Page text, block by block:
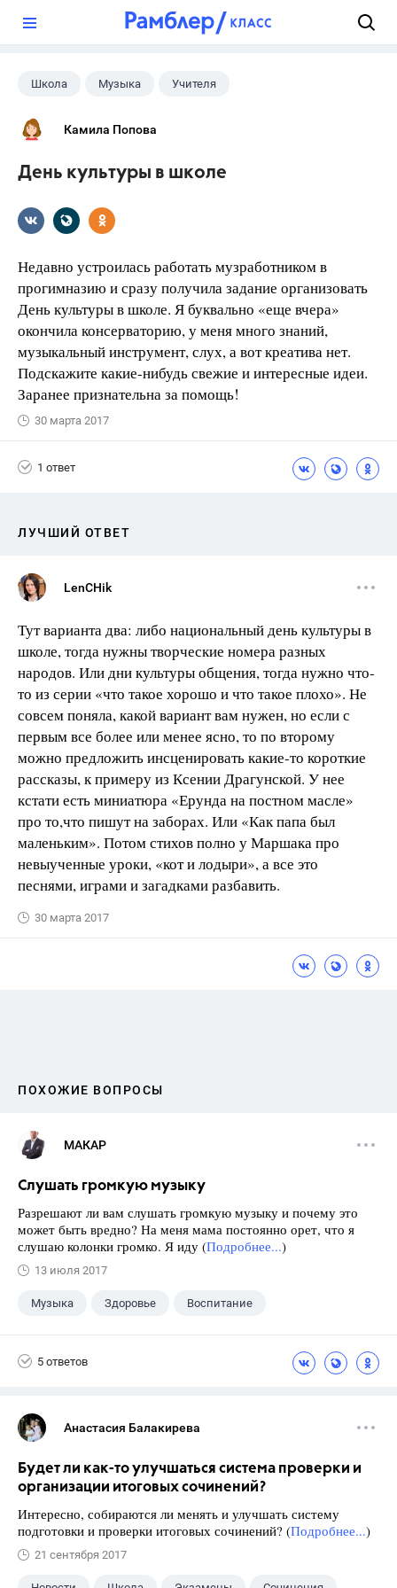
Школа Музыка Учителя
Камила Попова
День культуры в школе
Недавно устроилась работать музработником в
прогимназию и сразу получила задание организовать
День культуры в школе. Я буквально «еще вчера»
окончила консерваторию, у меня много знаний,
музыкальный инструмент, слух, а вот креатива нет.
Подскажите какие-нибудь свежие и интересные идеи.
Заранее признательна за помощь!
30 марта 2017
1 ответ
ЛУЧШИЙ ОТВЕТ
LenCHik
Тут варианта два: либо национальный день культуры в
школе, тогда нужны творческие номера разных
народов. Или дни культуры общения, тогда нужно что-
то из серии «что такое хорошо и что такое плохо». Не
совсем поняла, какой вариант вам нужен, но если с
первым все более или менее ясно, то по второму
можно предложить инсценировать какие-то короткие
рассказы, к примеру из Ксении Драгунской. У нее
кстати есть миниатюра «Ерунда на постном масле»
про то,что пишут на заборах. Или «Как папа был
маленьким». Потом стихов полно у Маршака про
невыученные уроки, «кот и лодыри», а все это
песнями, играми и загадками разбавить.
30 марта 2017
ПОХОЖИЕ ВОПРОСЫ
МАКАР
Слушать громкую музыку
Разрешают ли вам слушать громкую музыку и почему это
может быть вредно? На меня мама постоянно орет, что я
слушаю колонки громко. Я иду (Подробнее...)
13 июля 2017
Музыка Здоровье Воспитание
5 ответов
Анастасия Балакирева
Будет ли как-то улучшаться система проверки и
организации итоговых сочинений?
Интересно, собираются ли менять и улучшать систему
подготовки и проверки итоговых сочинений? (Подробнее...)
21 сентября 2017